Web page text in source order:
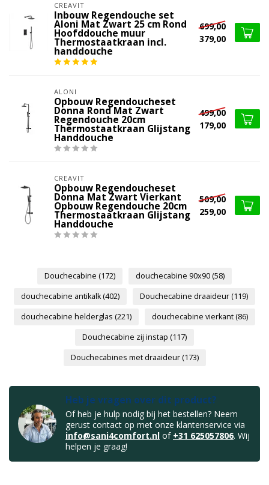
CREAVIT
Inbouw Regendouche set
Aloni Mat Zwart 25 cm Rond
Hoofddouche muur
Thermostaatkraan incl.
handdouche
699,00
379,00
ALONI
Opbouw Regendoucheset
Donna Rond Mat Zwart
Regendouche 20cm
Thermostaatkraan Glijstang
Handdouche
499,00
179,00
CREAVIT
Opbouw Regendoucheset
Donna Mat Zwart Vierkant
Opbouw Regendouche 20cm
Thermostaatkraan Glijstang
Handdouche
509,00
259,00
Douchecabine (172) douchecabine 90x90(58)
douchecabine antikalk(402) Douchecabine draaideur(119)
douchecabine helderglas (221) douchecabine vierkant(86)
Douchecabine zij instap (117)
Douchecabines met draaideur(173)
Heb je vragen over dit product?
Of heb je hulp nodig bij het bestellen? Neem
gerust contact op met onze klantenservice via
info@sani4comfort.nl of +31 625057806. Wij
helpen je graag!